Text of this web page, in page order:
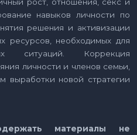
навыков личности по
решения и активизации
ресурсов, необходимых для
ситуаций. Коррекция
личности и членов семьи,
выработки новой стратегии
материалы не